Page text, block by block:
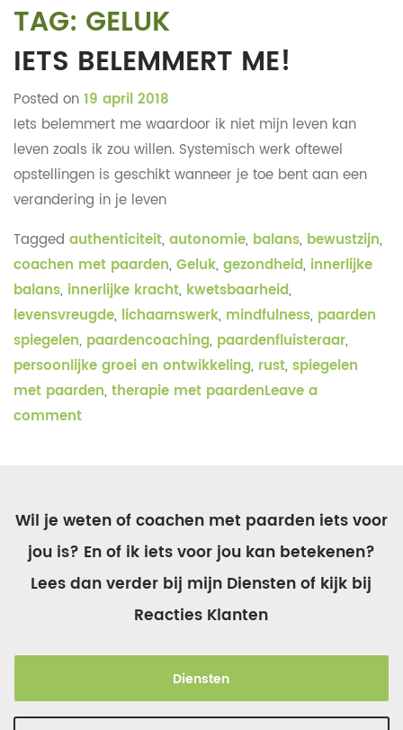
TAG: GELUK
IETS BELEMMERT ME!
Posted on 19 april 2018
Iets belemmert me waardoor ik niet mijn leven kan
leven zoals ik zou willen. Systemisch werk oftewel
opstellingen is geschikt wanneer je toe bent aan een
verandering in je leven
Tagged authenticiteit, autonomie, balans, bewustzijn,
coachen met paarden, Geluk, gezondheid, innerlijke
balans, innerlijke kracht, kwetsbaarheid,
levensvreugde, lichaamswerk, mindfulness, paarden
spiegelen, paardencoaching, paardenfluisteraar,
persoonlijke groei en ontwikkeling, rust, spiegelen
met paarden, therapie met paardenLeave a
comment
Wil je weten of coachen met paarden iets voor
jou is? En of ik iets voor jou kan betekenen?
Lees dan verder bij mijn Diensten of kijk bij
Reacties Klanten
Diensten